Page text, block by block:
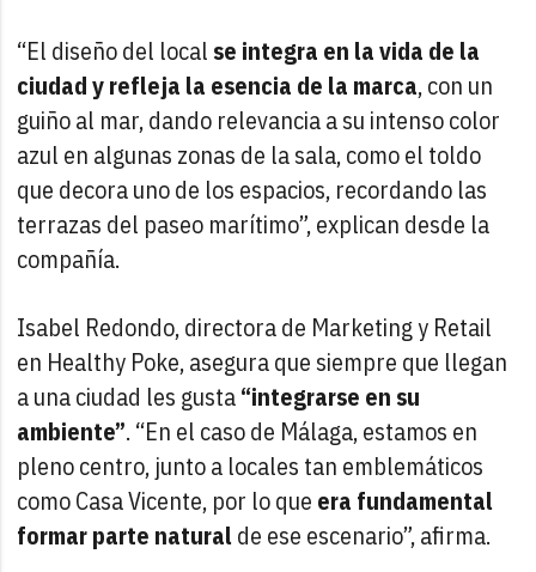
“El diseño del local se integra en la vida de la
ciudad y refleja la esencia de la marca, con un
guiño al mar, dando relevancia a su intenso color
azul en algunas zonas de la sala, como el toldo
que decora uno de los espacios, recordando las
terrazas del paseo marítimo”, explican desde la
compañía.
Isabel Redondo, directora de Marketing y Retail
en Healthy Poke, asegura que siempre que llegan
a una ciudad les gusta“integrarse en su
ambiente”. “En el caso de Málaga, estamos en
pleno centro, junto a locales tan emblemáticos
como Casa Vicente, por lo que era fundamental
formar parte naturalde ese escenario”, afirma.